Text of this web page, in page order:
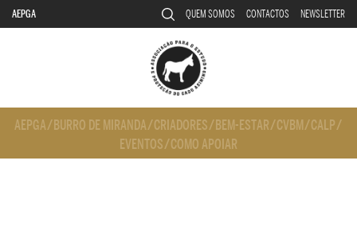
AEPGA QUEM SOMOS CONTACTOS NEWSLETTER
AEPGA/ BURRO DE MIRANDA/CRIADORES/ BEM-ESTAR/CVBM/CALP/
EVENTOS/COMO APOIAR